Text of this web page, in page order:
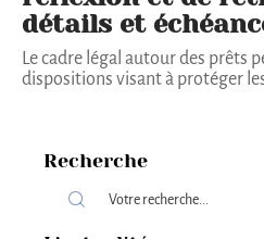
détails et
Le cadre légal autour des prêts
dispositions visant à protéger
Recherche